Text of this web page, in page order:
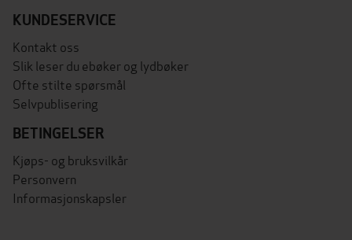
KUNDESERVICE
Kontakt oss
Slik leser du ebøker og lydbøker
Ofte stilte spørsmål
Selvpublisering
BETINGELSER
Kjøps- og bruksvilkår
Personvern
Informasjonskapsler